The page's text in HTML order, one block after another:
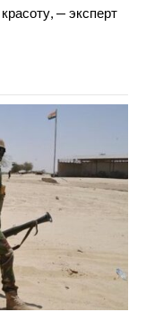
— эксперт